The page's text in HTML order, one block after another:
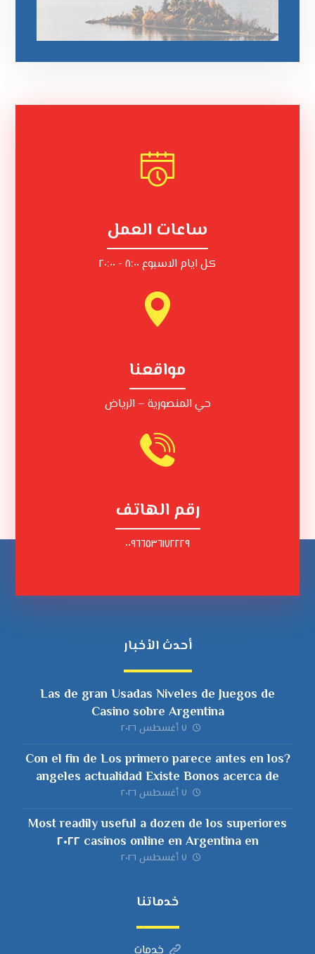
ساعات العمل
كل ايام الاسبوع ٨:٠٠ - ٢٠:٠٠
مواقعنا
حي المنصورية – الرياض
رقم الهاتف
٠٠٩٦٦٥٣٦١٧٢٢٢٩
أحدث الأخبار
Las de gran Usadas Niveles de Juegos de
Casino sobre Argentina
٧ أغسطس ٢٠٢٦
?Con el fin de Los primero parece antes en los
angeles actualidad Existe Bonos acerca de
Casino En web sites referente a great Chile?
٧ أغسطس ٢٠٢٦
Most readily useful a dozen de los superiores
casinos online en Argentina en ٢٠٢٢
٧ أغسطس ٢٠٢٦
خدماتنا